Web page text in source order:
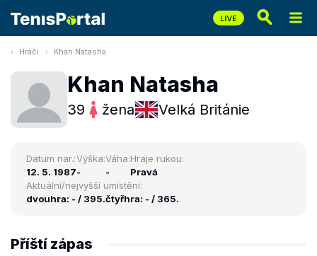
Hráči Khan Natasha
Khan Natasha
39 žena Velká Británie
Datum nar.:
12. 5. 1987
Výška:
-
Váha:
-
Hraje rukou:
Pravá
Aktuální/nejvyšší umístění:
dvouhra: - / 395.čtyřhra: - / 365.
Příští zápas